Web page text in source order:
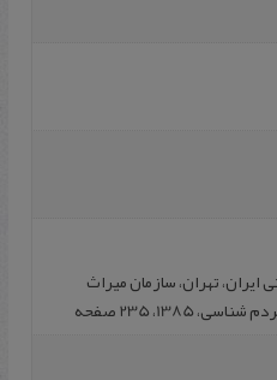
ایران، تهران، سازمان میراث
235 صفحه